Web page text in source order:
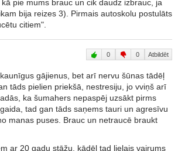
pie mums brauc un cik daudz izbrauc, ja
bija reizes 3). Pirmais autoskolu postulāts
citiem".
0 0 Atbildēt
gājienus, bet arī nervu šūnas tādēļ
tāds pielien priekšā, nestresiju, jo vviņš arī
ka šumahers nepaspēj uzsākt pirms
tad gan tāds saņems tauri un agresīvu
manas puses. Brauc un netraucē braukt
ar 20 gadu stāžu, kādēļ tad lielais vairums